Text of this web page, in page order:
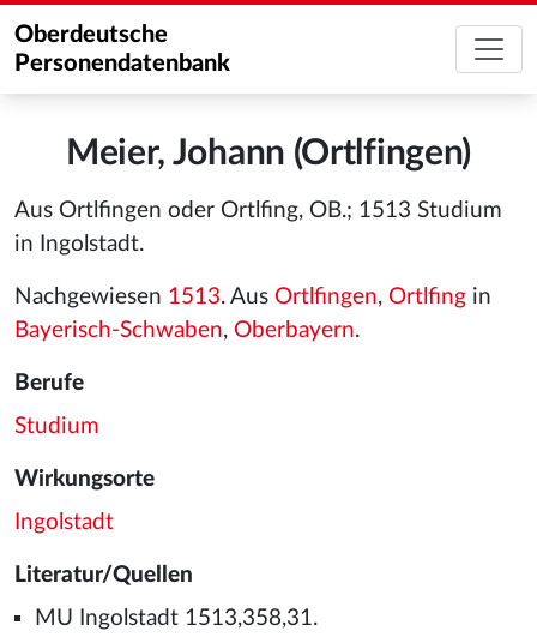
Oberdeutsche
Personendatenbank
Meier, Johann (Ortlfingen)
Aus Ortlfingen oder Ortlfing, OB.; 1513 Studium
in Ingolstadt.
Nachgewiesen 1513. Aus Ortlfingen, Ortlfing in
Bayerisch-Schwaben, Oberbayern.
Berufe
Studium
Wirkungsorte
Ingolstadt
Literatur/Quellen
MU Ingolstadt 1513,358,31.